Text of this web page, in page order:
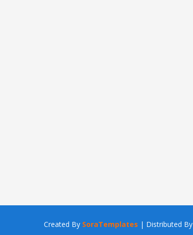
Created By SoraTemplates | Distributed By